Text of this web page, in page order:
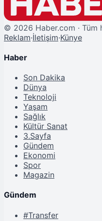
© 2026 Haber.com · Tüm
Reklam·İletişim·Künye
Haber
Son Dakika
Dünya
Teknoloji
Yaşam
Sağlık
Kültür Sanat
3.Sayfa
Gündem
Ekonomi
Spor
Magazin
Gündem
#Transfer